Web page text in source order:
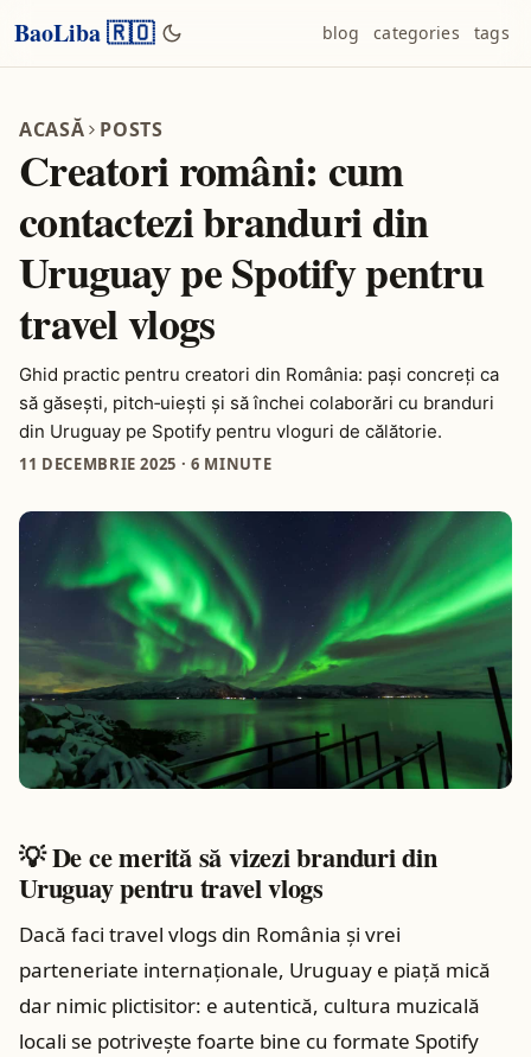
BaoLiba 🇷🇴 blog categories tags
ACASĂ POSTS
Creatori români: cum
contactezi branduri din
Uruguay pe Spotify pentru
travel vlogs
Ghid practic pentru creatori din România: pași concreți ca
să găsești, pitch‑uiești și să închei colaborări cu branduri
din Uruguay pe Spotify pentru vloguri de călătorie.
11 DECEMBRIE 2025 ·6 MINUTE
💡 De ce merită să vizezi branduri din
Uruguay pentru travel vlogs
Dacă faci travel vlogs din România și vrei
parteneriate internaționale, Uruguay e piață mică
dar nimic plictisitor: e autentică, cultura muzicală
locali se potrivește foarte bine cu formate Spotify